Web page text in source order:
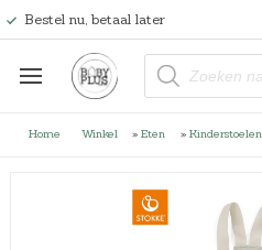
Bestel nu, betaal later
P
o
c
z
o
e
Home Winkel » Eten » Kinderstoelen